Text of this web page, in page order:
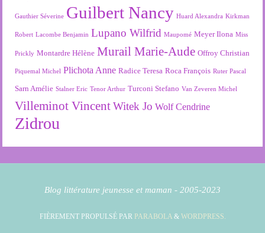
Gauthier Séverine Guilbert Nancy Huard Alexandra Kirkman
Robert Lacombe Benjamin Lupano Wilfrid Maupomé Meyer Ilona Miss
Prickly Montardre Hélène Murail Marie-Aude Offroy Christian
Piquemal Michel Plichota Anne Radice Teresa Roca François Ruter Pascal
Sarn Amélie Stalner Eric Tenor Arthur Turconi Stefano Van Zeveren Michel
Villeminot Vincent Witek Jo Wolf Cendrine
Zidrou
Blog littérature jeunesse et maman - 2005-2023
FIÈREMENT PROPULSÉ PAR PARABOLA& WORDPRESS.